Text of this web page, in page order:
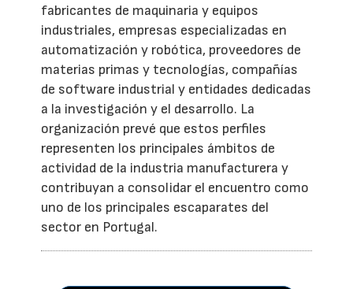
fabricantes de maquinaria y equipos
industriales, empresas especializadas en
automatización y robótica, proveedores de
materias primas y tecnologías, compañías
de software industrial y entidades dedicadas
a la investigación y el desarrollo. La
organización prevé que estos perfiles
representen los principales ámbitos de
actividad de la industria manufacturera y
contribuyan a consolidar el encuentro como
uno de los principales escaparates del
sector en Portugal.